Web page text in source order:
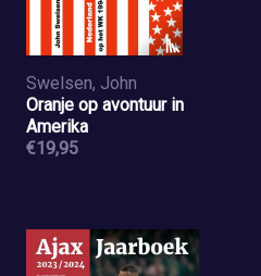
Swelsen, John
Oranje op avontuur in
Amerika
€19,95